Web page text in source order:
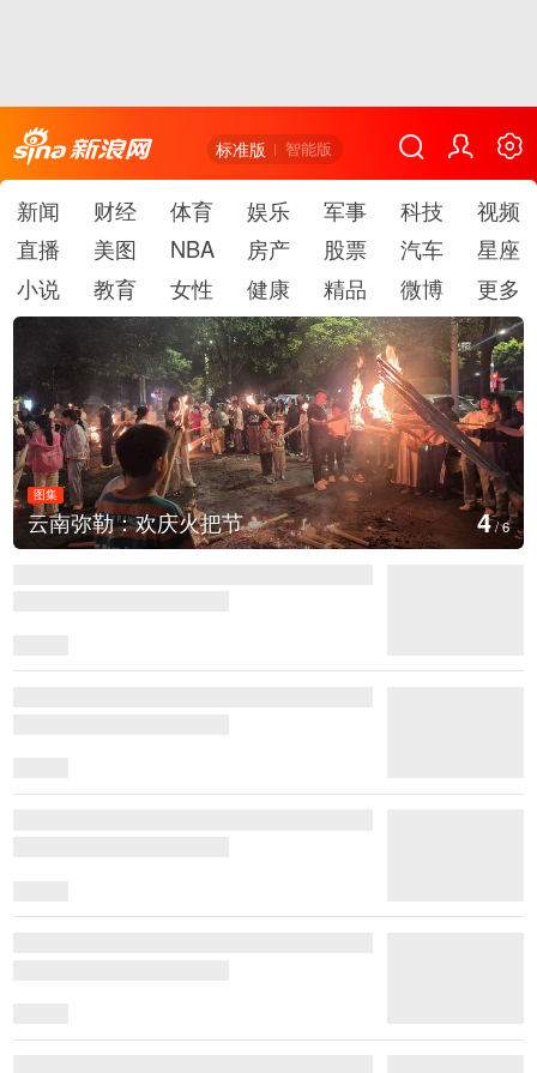
标准版 智能版
新闻 财经 体育 娱乐 军事 科技
视频
直播
美图 NBA 房产 股票 汽车
星座
小说
教育 女性 健康 精品 微博 更多
图集
江西铅山：千灯点亮葛仙村 5/6